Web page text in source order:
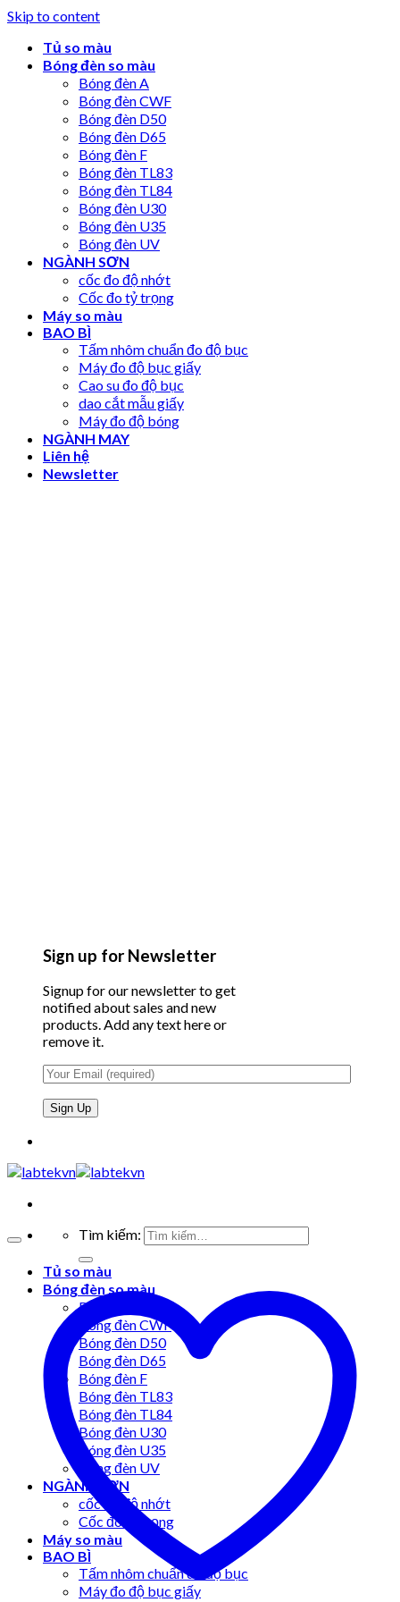
Skip to content
Tủ so màu
Bóng đèn so màu
Bóng đèn A
Bóng đèn CWF
Bóng đèn D50
Bóng đèn D65
Bóng đèn F
Bóng đèn TL83
Bóng đèn TL84
Bóng đèn U30
Bóng đèn U35
Bóng đèn UV
NGÀNH SƠN
cốc đo độ nhớt
Cốc đo tỷ trọng
Máy so màu
BAO BÌ
Tấm nhôm chuẩn đo độ bục
Máy đo độ bục giấy
Cao su đo độ bục
dao cắt mẫu giấy
Máy đo độ bóng
NGÀNH MAY
Liên hệ
Newsletter
Sign up for Newsletter
Signup for our newsletter to get
notified about sales and new
products. Add any text here or
remove it.
Tìm kiếm:
Tủ so màu
Bóng đèn so màu
Bóng đèn A
Bóng đèn CWF
Bóng đèn D50
Bóng đèn D65
Bóng đèn F
Bóng đèn TL83
Bóng đèn TL84
Bóng đèn U30
Bóng đèn U35
Bóng đèn UV
NGÀNH SƠN
cốc đo độ nhớt
Cốc đo tỷ trọng
Máy so màu
BAO BÌ
Tấm nhôm chuẩn đo độ bục
Máy đo độ bục giấy